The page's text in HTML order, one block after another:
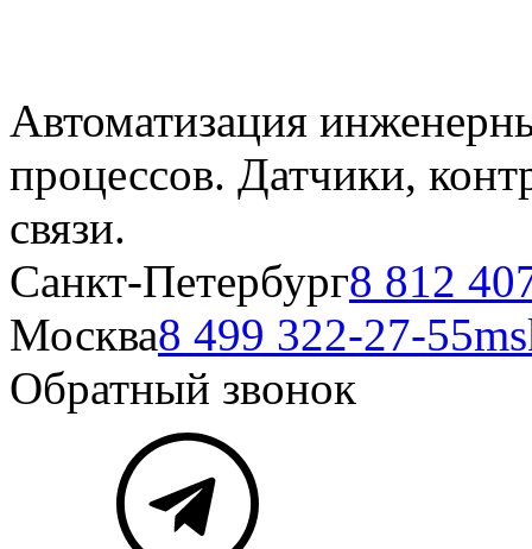
Автоматизация
процессов. Датчики,
связи.
Санкт-Петербург8 812
Москва8 499 322-27-55
Обратный звонок